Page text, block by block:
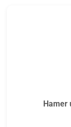
Hamer